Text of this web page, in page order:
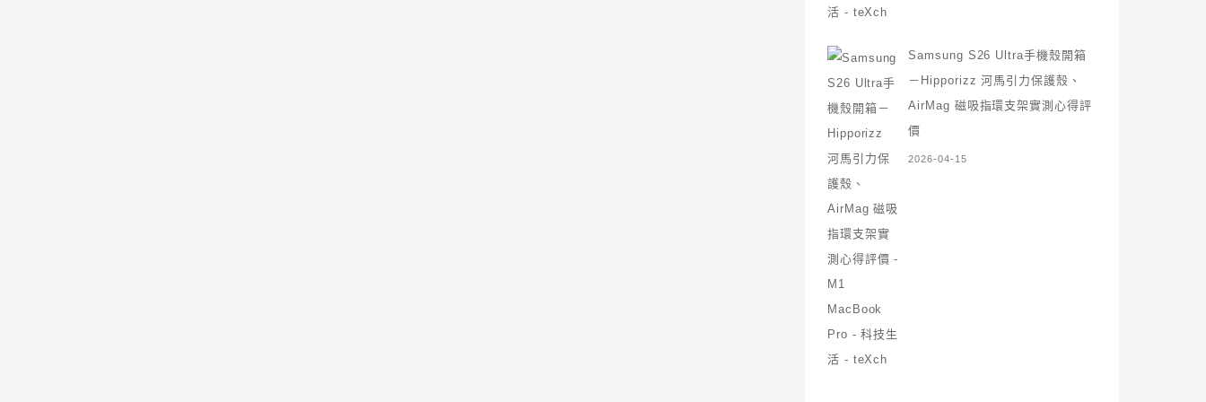
Samsung S26 Ultra手機殼開箱
－Hipporizz 河馬引力保護殼、
AirMag 磁吸指環支架實測心得評
價
2026-04-15